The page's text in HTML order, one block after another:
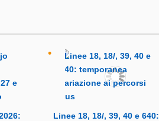
Linee 18, 18/, 39, 40 e 640: